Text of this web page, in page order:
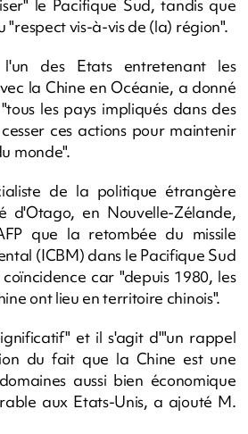
le Pacifique Sud, tandis que
"respect vis-à-vis de (la) région".
des Etats entretenant les
la Chine en Océanie, a donné
les pays impliqués dans des
ces actions pour maintenir
monde".
de la politique étrangère
d'Otago, en Nouvelle-Zélande,
que la retombée du missile
(ICBM) dans le Pacifique Sud
car "depuis 1980, les
ont lieu en territoire chinois".
et il s'agit d'"un rappel
du fait que la Chine est une
aussi bien économique
aux Etats-Unis, a ajouté M.